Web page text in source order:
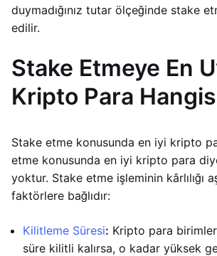
duymadığınız tutar ölçeğinde stake
edilir.
Stake Etmeye En
Kripto Para
Stake etme konusunda en iyi kripto
etme konusunda en iyi kripto para
yoktur. Stake etme işleminin kârlılığı
faktörlere bağlıdır:
Kilitleme Süresi: Kripto para
süre kilitli kalırsa, o kadar yüksek